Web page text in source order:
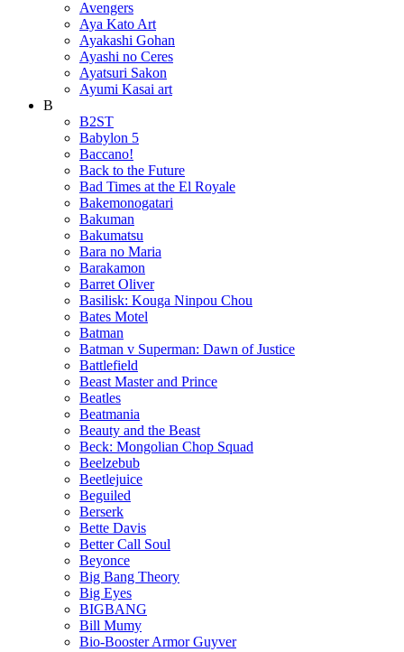
Avengers
Aya Kato Art
Ayakashi Gohan
Ayashi no Ceres
Ayatsuri Sakon
Ayumi Kasai art
B
B2ST
Babylon 5
Baccano!
Back to the Future
Bad Times at the El Royale
Bakemonogatari
Bakuman
Bakumatsu
Bara no Maria
Barakamon
Barret Oliver
Basilisk: Kouga Ninpou Chou
Bates Motel
Batman
Batman v Superman: Dawn of Justice
Battlefield
Beast Master and Prince
Beatles
Beatmania
Beauty and the Beast
Beck: Mongolian Chop Squad
Beelzebub
Beetlejuice
Beguiled
Berserk
Bette Davis
Better Call Soul
Beyonce
Big Bang Theory
Big Eyes
BIGBANG
Bill Mumy
Bio-Booster Armor Guyver